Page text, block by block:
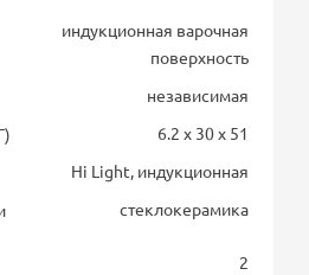
индукционная варочная
поверхность
независимая
6.2 x 30 x 51
Hi Light, индукционная
стеклокерамика
2